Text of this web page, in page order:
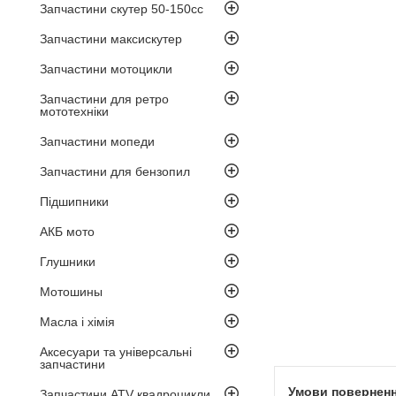
Запчастини скутер 50-150cc
Запчастини максискутер
Запчастини мотоцикли
Запчастини для ретро
мототехніки
Запчастини мопеди
Запчастини для бензопил
Підшипники
АКБ мото
Глушники
Мотошины
Масла і хімія
Аксесуари та універсальні
запчастини